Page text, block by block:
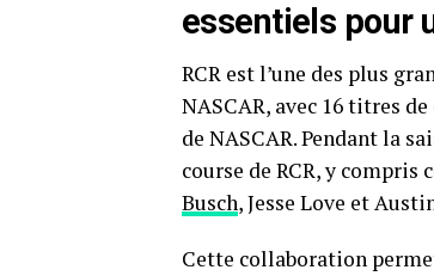
essentiels pour
RCR est l’une des plus
NASCAR, avec 16 titres
de NASCAR. Pendant la
course de RCR, y
Busch, Jesse Love et
Cette collaboration